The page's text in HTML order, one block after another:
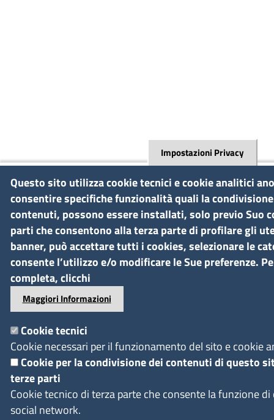
Impostazioni Privacy
Questo sito utilizza cookie tecnici e cookie analitici
consentire specifiche funzionalità quali la
contenuti, possono essere installati, solo previo Suo
parti che consentono alla terza parte di profilare gli
banner, può accettare tutti i cookies, selezionare le
consente l’utilizzo e/o modificare le Sue preferenze.
completa, clicchi
Maggiori Informazioni
Cookie tecnici
Cookie necessari per il funzionamento del sito e cookie
Cookie per la condivisione dei contenuti di questo
terze parti
Cookie tecnico di terza parte che consente la funzione
social network.